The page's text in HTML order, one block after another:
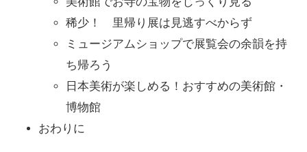
稀少！ 里帰り展は見逃すべからず
ミュージアムショップで展覧会の余韻を持
ち帰ろう
日本美術が楽しめる！おすすめの美術館・
博物館
おわりに